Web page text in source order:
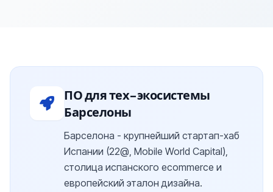
ПО для тех-экосистемы
Барселоны
Барселона - крупнейший стартап-хаб
Испании (22@, Mobile World Capital),
столица испанского ecommerce и
европейский эталон дизайна.